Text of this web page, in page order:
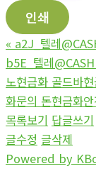
인쇄
« a2J_텔레
b5E_텔레
노현금화 골드바
화문의 돈현금화
목록보기 답글쓰기
글수정 글삭제
Powered by